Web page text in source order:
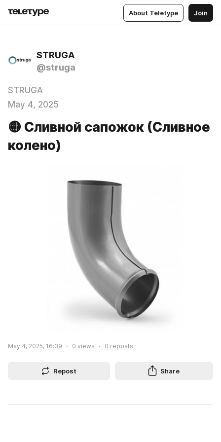
About Teletype Join
STRUGA
@struga
STRUGA
May 4, 2025
🟡 Сливной сапожок (Сливное
колено)
May 4, 2025, 16:39 0 views 0 reposts
Repost Share